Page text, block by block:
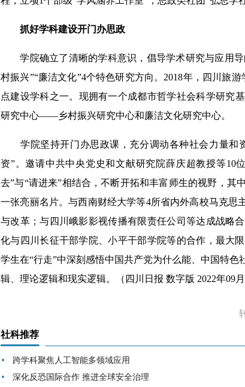
抓好学科建设开门办思政
学院确立了清晰的学科意识，倡导学术研究与应用导
村振兴”“廉洁文化”4个特色研究方向。2018年，四川旅
点建设学科之一。现拥有一个成都市哲学社会科学研
研究中心——乡村振兴研究中心和廉洁文化研究中心。
学院坚持开门办思政课，充分调动各种社会力量和
资”。邀请中共中央党史和文献研究院薛庆超教授等10
去”与“请进来”相结合，不断开拓和丰富师生的视野，其
一张亮丽名片。与西南财经大学等4所省内外高校马克思
与改革；与四川峨影影视传播有限责任公司等达成战略
化与四川长征干部学院、小平干部学院等的合作，最大
学生在“行走”中深刻感悟中国共产党为什么能、中国特
辑、理论逻辑和现实逻辑。（四川日报 数字版 2022年09月
社科推荐
跨学科聚焦人工智能多领域应用
深化反恐国际合作 推进全球安全治理